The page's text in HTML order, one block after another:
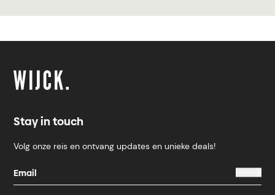
Stay in touch
Volg onze reis en ontvang updates en unieke deals!